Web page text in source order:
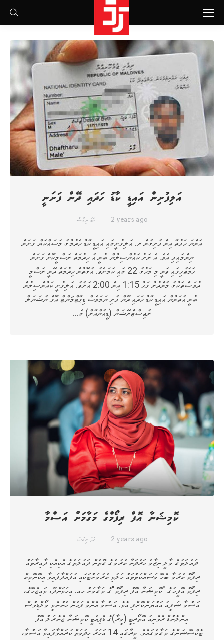
Search:
އަލިފުށިން އައިޑީ ކާޑު ހަދައި ދޭން ފަށަނީ
ހަމަ ނިއުސް 2 years ago
އަންނަ ހަފުތާ އިން ފެށިގެން ރ. އަލިފުށީގައި އައިޑީ ކާޑު ހެދުމުގެ މަސައްކަޔް ފަށަން
ނިންމައިފި އެވެ. އެ ރަށު ކައުންސިލުން ބުނީ އެ ހިދުމަތް ރަސްމީކޮށް ފަށަން
ހަމަޖެހިފައި ވަނީ މި މަހުގެ 22 ގައި ކަމަށެވެ. އެގޮތުން ހިދުމަތް ދޭނީ ރަސްމީ
ދުވަސްތަކުގެ މެންދުރު ފަހު 1:15 އިން 2:00 އަށެވެ. އަލިފުށީ ކައުންސިލުން
ބުނީ އެތަނުން އައިޑީ ކާޑު ހަދައި ދޭން ފެށި ނަމަވެސް ޑިޕާޓްމަންޓް އޮފް ނެޝަނަލް
ރެޖިސްޓްރޭޝަން (ޑީއެންއާރް) ގެ…
ކޮމިޝަނާ އޮފް ރިފޯމްގެ މަގާމަށް އަސްމާ
ހަމަ ނިއުސް 2 years ago
ދައުލަތުގެ މާލީ ނިޒާމު ހަރުދަނާ ކުރުމުގެ ގޮތުން ދައުލަތުގެ އެކިއެކި ދާއިރާތައް
ރިފޯމް ކުރުމާ ބެހޭ މަސައްކަތްތައް ހަލުވި ކުރުމަށްޓަކައި އުފައްދާފައިވާ އިކޮނޮމިކް
ރިފޯމް އޮފީހުގެ "ކޮމިޝަނާ އޮފް ރިފޯމް"ގެ މަގާމަށް ހއ. އިހަވަންދޫ، ވައިޖެހޭގެ،
އަސްމާ ޝަފީއު އައްޔަންކޮށްފި އެވެ. އަސްމާ އެންމެ ފަހުން ހުންނެވީ މޯލްޑިވްސް
އިންލެންޑް ރެވެނިއު އޮތޯރިޓީ (މީރާ)ގެ ޑެޕިއުޓީ ކޮމިޝަނާ ޖެނެރަލް އޮފް
ޓެކްސޭޝަންގެ މަގާމުގައެވެ. މީރާގައި 14 އަހަރު ހިދުމަތް ކުރައްވާފައިވާ އަސްމާ،